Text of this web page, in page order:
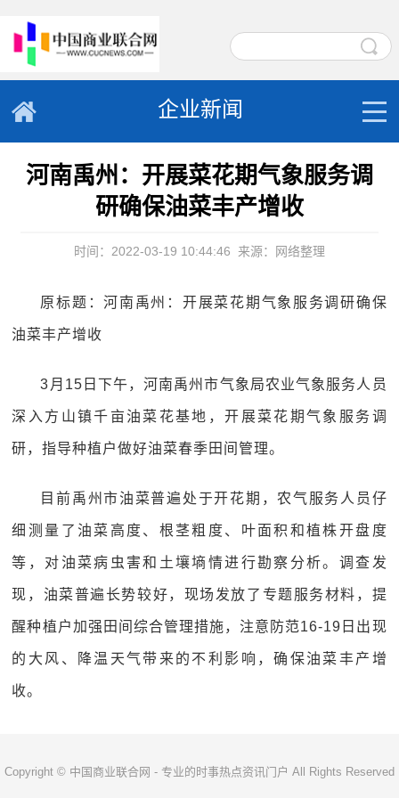
企业新闻
河南禹州：开展菜花期气象服务调
研确保油菜丰产增收
时间：2022-03-19 10:44:46 来源：网络整理
原标题：河南禹州：开展菜花期气象服务调研确保
油菜丰产增收
3月15日下午，河南禹州市气象局农业气象服务人员
深入方山镇千亩油菜花基地，开展菜花期气象服务调
研，指导种植户做好油菜春季田间管理。
目前禹州市油菜普遍处于开花期，农气服务人员仔
细测量了油菜高度、根茎粗度、叶面积和植株开盘度
等，对油菜病虫害和土壤墒情进行勘察分析。调查发
现，油菜普遍长势较好，现场发放了专题服务材料，提
醒种植户加强田间综合管理措施，注意防范16-19日出现
的大风、降温天气带来的不利影响，确保油菜丰产增
收。
Copyright © 中国商业联合网 - 专业的时事热点资讯门户 All Rights Reserved